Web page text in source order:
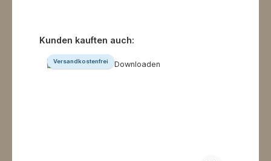
Produktgalerie überspringen
Kunden kauften auch:
Versandkostenfrei